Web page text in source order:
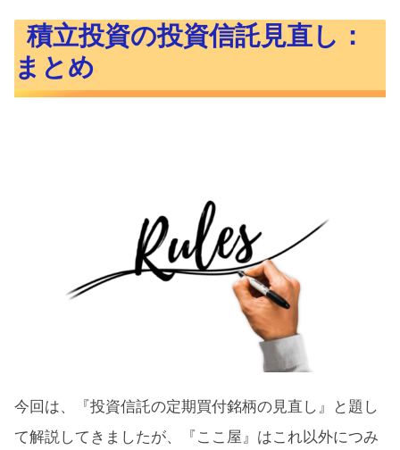
積立投資の投資信託見直し：
まとめ
今回は、『投資信託の定期買付銘柄の見直し』と題し
て解説してきましたが、『ここ屋』はこれ以外につみ